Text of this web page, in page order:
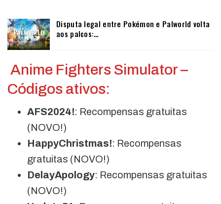
Disputa legal entre Pokémon e Palworld volta
aos palcos:…
Anime Fighters Simulator –
Códigos ativos:
AFS2024!: Recompensas gratuitas
(NOVO!)
HappyChristmas!: Recompensas
gratuitas (NOVO!)
DelayApology: Recompensas gratuitas
(NOVO!)